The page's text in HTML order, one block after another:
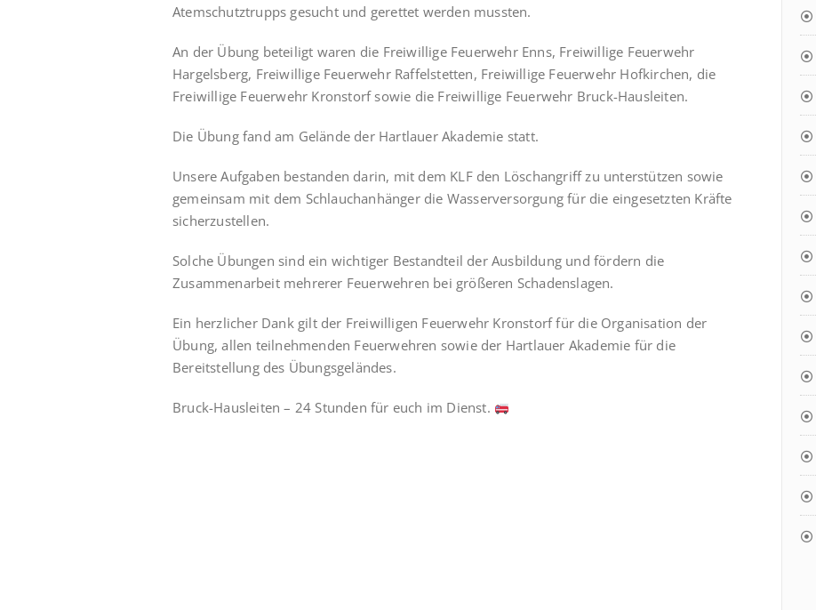
Atemschutztrupps gesucht und gerettet werden mussten.
An der Übung beteiligt waren die Freiwillige Feuerwehr Enns, Freiwillige Feuerwehr
Hargelsberg, Freiwillige Feuerwehr Raffelstetten, Freiwillige Feuerwehr Hofkirchen, die
Freiwillige Feuerwehr Kronstorf sowie die Freiwillige Feuerwehr Bruck-Hausleiten.
Die Übung fand am Gelände der Hartlauer Akademie statt.
Unsere Aufgaben bestanden darin, mit dem KLF den Löschangriff zu unterstützen sowie
gemeinsam mit dem Schlauchanhänger die Wasserversorgung für die eingesetzten Kräfte
sicherzustellen.
Solche Übungen sind ein wichtiger Bestandteil der Ausbildung und fördern die
Zusammenarbeit mehrerer Feuerwehren bei größeren Schadenslagen.
Ein herzlicher Dank gilt der Freiwilligen Feuerwehr Kronstorf für die Organisation der
Übung, allen teilnehmenden Feuerwehren sowie der Hartlauer Akademie für die
Bereitstellung des Übungsgeländes.
Bruck-Hausleiten – 24 Stunden für euch im Dienst.